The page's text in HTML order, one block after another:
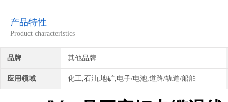
产品特性
Product characteristics
品牌 其他品牌
应用领域 化工,石油,地矿,电子/电池,道路/轨道/船舶